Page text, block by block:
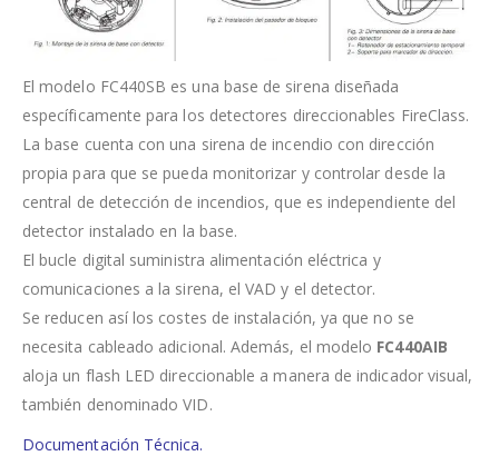
El modelo FC440SB es una base de sirena diseñada
específicamente para los detectores direccionables FireClass.
La base cuenta con una sirena de incendio con dirección
propia para que se pueda monitorizar y controlar desde la
central de detección de incendios, que es independiente del
detector instalado en la base.
El bucle digital suministra alimentación eléctrica y
comunicaciones a la sirena, el VAD y el detector.
Se reducen así los costes de instalación, ya que no se
necesita cableado adicional. Además, el modelo FC440AIB
aloja un flash LED direccionable a manera de indicador visual,
también denominado VID.
Documentación Técnica.